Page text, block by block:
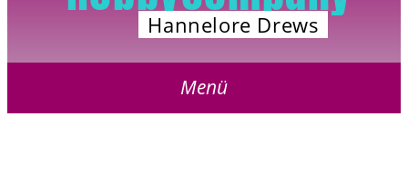
Hannelore Drews